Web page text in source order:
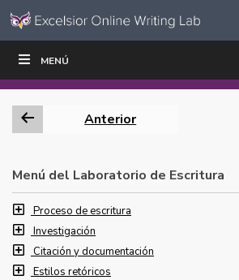
Ir al contenido
navegación
MENÚ
ESCRIBIR
Anterior
Menú del Laboratorio de Escritura
Proceso de escritura
Investigación
Citación y documentación
Estilos retóricos